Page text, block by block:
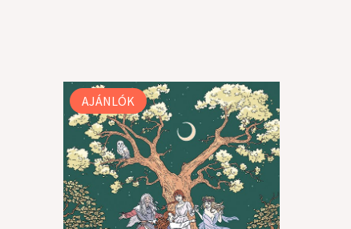
AJÁNLÓK